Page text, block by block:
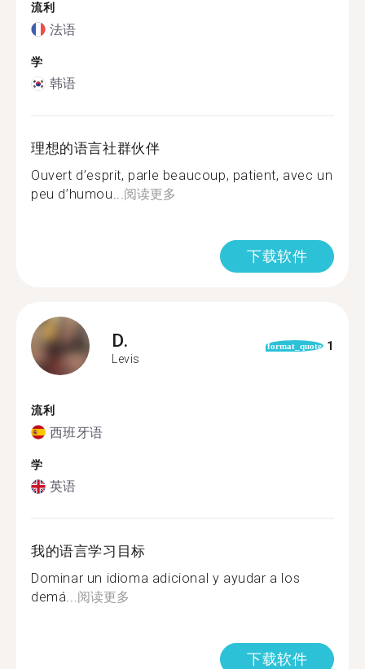
流利
法语
学
韩语
理想的语言社群伙伴
Ouvert d’esprit, parle beaucoup, patient, avec un
peu d’humou...阅读更多
下载软件
D.
Levis
format_quote 1
流利
西班牙语
学
英语
我的语言学习目标
Dominar un idioma adicional y ayudar a los
demá...阅读更多
下载软件